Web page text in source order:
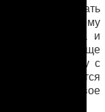
попытки выехать
один из дней ему
военкомата и
в армии, хотя еще
справку с
получают первое